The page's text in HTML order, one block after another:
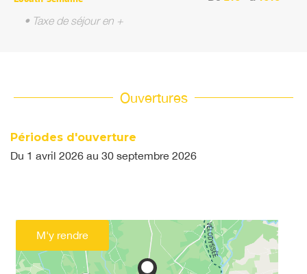
• Taxe de séjour en +
Ouvertures
Périodes d'ouverture
Du 1 avril 2026 au 30 septembre 2026
M'y rendre